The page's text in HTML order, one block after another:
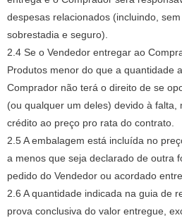
despesas relacionados (incluindo,
sobrestadia e seguro).
2.4 Se o Vendedor entregar ao
Produtos menor do que a quantidade
Comprador não terá o direito de se
(ou qualquer um deles) devido à
crédito ao preço pro rata do contrato.
2.5 A embalagem está incluída no
a menos que seja declarado de outra
pedido do Vendedor ou acordado
2.6 A quantidade indicada na guia de
prova conclusiva do valor entregue,